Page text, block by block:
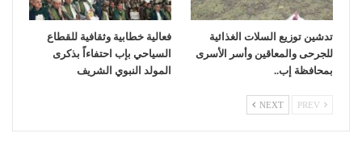
تدشين توزيع السلات الغذائية
للجرحى والمعاقين وأسر الأسرى
بمحافظة إب..
فعالية خطابية وثقافية للقطاع
السياحي بإب احتفاءاً بذكرى
المولد النبوي الشريف
NEXT